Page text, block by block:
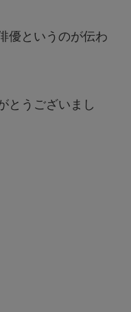
優というのが伝わ
とうございまし